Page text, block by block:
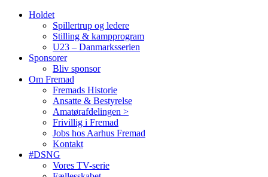
Holdet
Spillertrup og ledere
Stilling & kampprogram
U23 – Danmarksserien
Sponsorer
Bliv sponsor
Om Fremad
Fremads Historie
Ansatte & Bestyrelse
Amatørafdelingen >
Frivillig i Fremad
Jobs hos Aarhus Fremad
Kontakt
#DSNG
Vores TV-serie